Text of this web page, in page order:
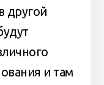
другой
и там